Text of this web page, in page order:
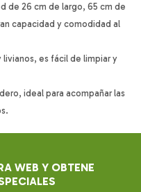
de 26 cm de largo, 65 cm de
capacidad y comodidad al
es fácil de limpiar y
ideal para acompañar las
WEB Y OBTENE